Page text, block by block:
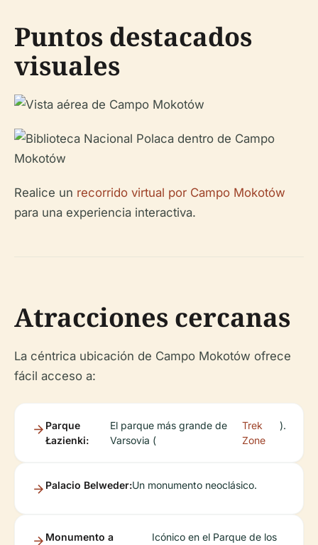
Puntos destacados
visuales
Realice un recorrido virtual por Campo Mokotów
para una experiencia interactiva.
Atracciones cercanas
La céntrica ubicación de Campo Mokotów ofrece
fácil acceso a:
Parque
Łazienki:
El parque más grande de
Varsovia (
Trek
Zone
).
Palacio Belweder:Un monumento neoclásico.
Monumento a
Icónico en el Parque de los